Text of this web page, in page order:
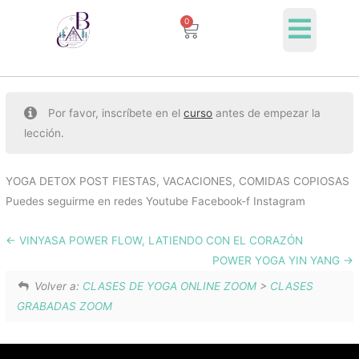
0
Cart
Por favor, inscríbete en elcurso antes de empezar la
lección.
YOGA DETOX POST FIESTAS, VACACIONES, COMIDAS COPIOSAS
Puedes seguirme en redes Youtube Facebook-f Instagram
VINYASA POWER FLOW, LATIENDO CON EL CORAZÓN
POWER YOGA YIN YANG
Volver a: CLASES DE YOGA ONLINE ZOOM > CLASES
GRABADAS ZOOM